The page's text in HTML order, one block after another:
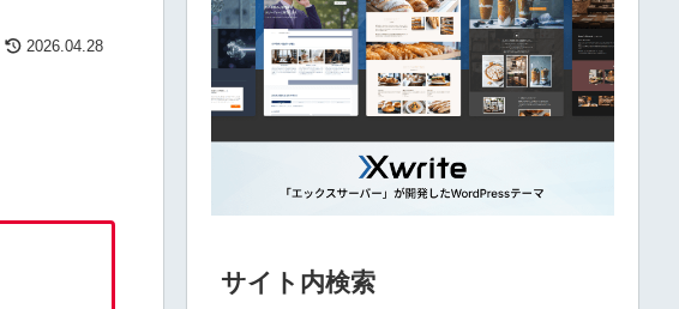
2026.04.28
サイト内検索